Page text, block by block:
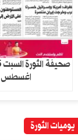
اغسطس 2026
يوميات الثورة